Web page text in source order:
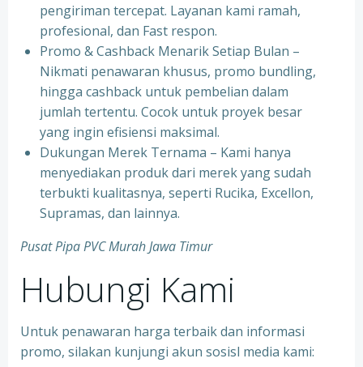
pengiriman tercepat. Layanan kami ramah,
profesional, dan Fast respon.
Promo & Cashback Menarik Setiap Bulan –
Nikmati penawaran khusus, promo bundling,
hingga cashback untuk pembelian dalam
jumlah tertentu. Cocok untuk proyek besar
yang ingin efisiensi maksimal.
Dukungan Merek Ternama – Kami hanya
menyediakan produk dari merek yang sudah
terbukti kualitasnya, seperti Rucika, Excellon,
Supramas, dan lainnya.
Pusat Pipa PVC Murah Jawa Timur
Hubungi Kami
Untuk penawaran harga terbaik dan informasi
promo, silakan kunjungi akun sosisl media kami: